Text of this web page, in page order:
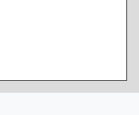
E F G